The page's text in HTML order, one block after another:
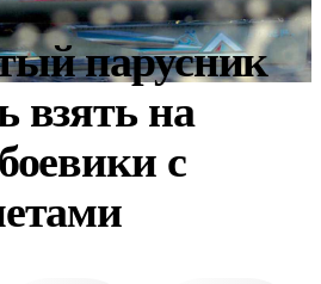
парусник
взять на
с